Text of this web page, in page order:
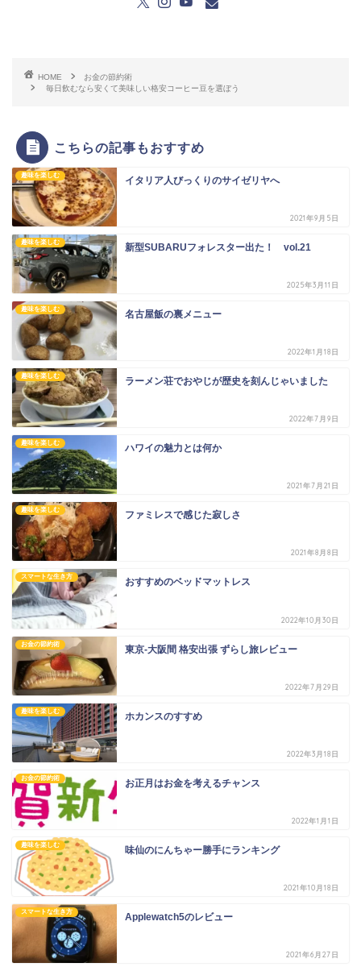
HOME
お金の節約術
毎日飲むなら安くて美味しい格安コーヒー豆を選ぼう
こちらの記事もおすすめ
趣味を楽しむ イタリア人びっくりのサイゼリヤへ
2021年9月5日
趣味を楽しむ 新型SUBARUフォレスター出た！ vol.21
2025年3月11日
趣味を楽しむ 名古屋飯の裏メニュー
2022年1月18日
趣味を楽しむ ラーメン荘でおやじが歴史を刻んじゃいました
2022年7月9日
趣味を楽しむ ハワイの魅力とは何か
2021年7月21日
趣味を楽しむ ファミレスで感じた寂しさ
2021年8月8日
スマートな生き方 おすすめのベッドマットレス
2022年10月30日
お金の節約術 東京-大阪間 格安出張 ずらし旅レビュー
2022年7月29日
趣味を楽しむ ホカンスのすすめ
2022年3月18日
お金の節約術 お正月はお金を考えるチャンス
2022年1月1日
趣味を楽しむ 味仙のにんちゃー勝手にランキング
2021年10月18日
スマートな生き方 Applewatch5のレビュー
2021年6月27日